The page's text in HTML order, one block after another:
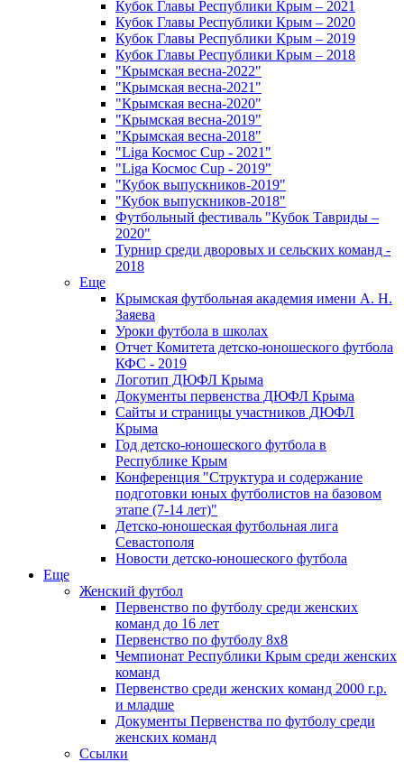
Кубок Главы Республики Крым – 2021
Кубок Главы Республики Крым – 2020
Кубок Главы Республики Крым – 2019
Кубок Главы Республики Крым – 2018
"Крымская весна-2022"
"Крымская весна-2021"
"Крымская весна-2020"
"Крымская весна-2019"
"Крымская весна-2018"
"Liga Космос Cup - 2021"
"Liga Космос Cup - 2019"
"Кубок выпускников-2019"
"Кубок выпускников-2018"
Футбольный фестиваль "Кубок Тавриды –
2020"
Турнир среди дворовых и сельских команд -
2018
Еще
Крымская футбольная академия имени А. Н.
Заяева
Уроки футбола в школах
Отчет Комитета детско-юношеского футбола
КФС - 2019
Логотип ДЮФЛ Крыма
Документы первенства ДЮФЛ Крыма
Сайты и страницы участников ДЮФЛ
Крыма
Год детско-юношеского футбола в
Республике Крым
Конференция "Структура и содержание
подготовки юных футболистов на базовом
этапе (7-14 лет)"
Детско-юношеская футбольная лига
Севастополя
Новости детско-юношеского футбола
Еще
Женский футбол
Первенство по футболу среди женских
команд до 16 лет
Первенство по футболу 8х8
Чемпионат Республики Крым среди женских
команд
Первенство среди женских команд 2000 г.р.
и младше
Документы Первенства по футболу среди
женских команд
Ссылки